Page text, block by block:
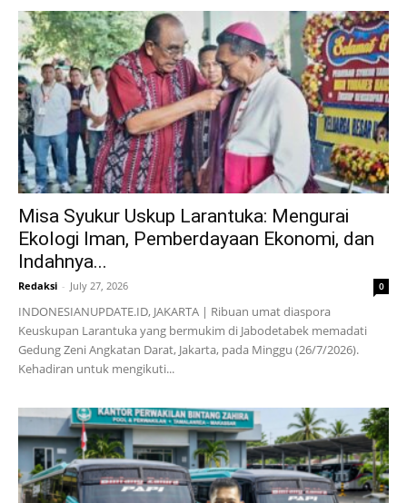
Misa Syukur Uskup Larantuka: Mengurai
Ekologi Iman, Pemberdayaan Ekonomi, dan
Indahnya...
Redaksi - July 27, 2026 0
INDONESIANUPDATE.ID, JAKARTA | Ribuan umat diaspora
Keuskupan Larantuka yang bermukim di Jabodetabek memadati
Gedung Zeni Angkatan Darat, Jakarta, pada Minggu (26/7/2026).
Kehadiran untuk mengikuti...